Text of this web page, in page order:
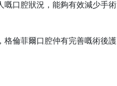
嘅口腔狀況，能夠有效減少手術
格倫菲爾口腔仲有完善嘅術後護